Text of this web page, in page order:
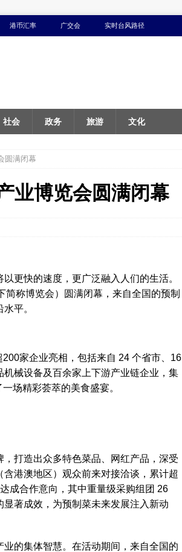
港币汇率 广交会 实时台风路径
社会 政务 旅游 文化
圆满闭幕
业博览会圆满闭幕
更快的速度，更广泛融入人们的生活。
称博览会）圆满闭幕，来自全国的预制
平。
家企业亮相，包括来自 24 个省市、16
械设备及百余家上下游产业链企业，集
场精彩荟萃的美食盛宴。
打造出众多特色菜品、网红产品，深受
港澳地区）观众前来对接洽谈，累计超
成合作意向，其中重量级采购组团 26
著成效，为预制菜未来发展注入新动
的集体智慧。在活动期间，来自全国的